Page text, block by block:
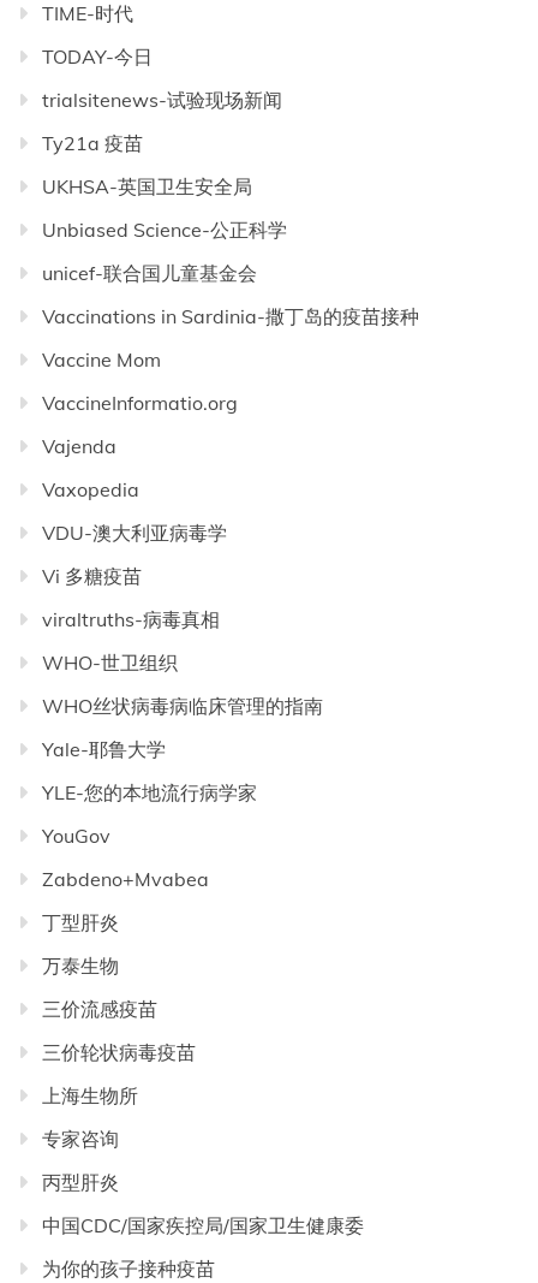
TIME-时代
TODAY-今日
trialsitenews-试验现场新闻
Ty21a 疫苗
UKHSA-英国卫生安全局
Unbiased Science-公正科学
unicef-联合国儿童基金会
Vaccinations in Sardinia-撒丁岛的疫苗接种
Vaccine Mom
VaccineInformatio.org
Vajenda
Vaxopedia
VDU-澳大利亚病毒学
Vi 多糖疫苗
viraltruths-病毒真相
WHO-世卫组织
WHO丝状病毒病临床管理的指南
Yale-耶鲁大学
YLE-您的本地流行病学家
YouGov
Zabdeno+Mvabea
丁型肝炎
万泰生物
三价流感疫苗
三价轮状病毒疫苗
上海生物所
专家咨询
丙型肝炎
中国CDC/国家疾控局/国家卫生健康委
为你的孩子接种疫苗